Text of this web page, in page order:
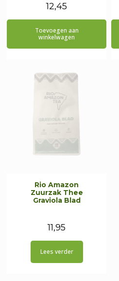
12,45
Toevoegen aan
winkelwagen
Rio Amazon
Zuurzak Thee
Graviola Blad
11,95
Lees verder